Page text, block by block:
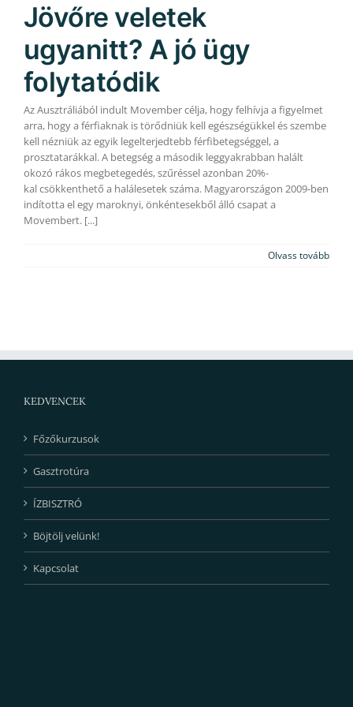
Jövőre veletek
ugyanitt? A jó ügy
folytatódik
Az Ausztráliából indult Movember célja, hogy felhívja a figyelmet
arra, hogy a férfiaknak is törődniük kell egészségükkel és szembe
kell nézniük az egyik legelterjedtebb férfibetegséggel, a
prosztatarákkal. A betegség a második leggyakrabban halált
okozó rákos megbetegedés, szűréssel azonban 20%-
kal csökkenthető a halálesetek száma. Magyarországon 2009-ben
indította el egy maroknyi, önkéntesekből álló csapat a
Movembert. [...]
Olvass tovább
KEDVENCEK
Főzőkurzusok
Gasztrotúra
ÍZBISZTRÓ
Böjtölj velünk!
Kapcsolat